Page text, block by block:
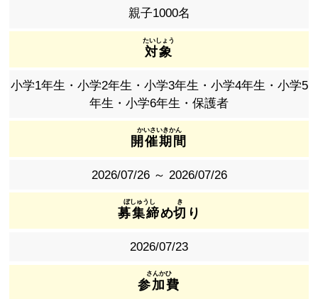
親子1000名
対象
小学1年生・小学2年生・小学3年生・小学4年生・小学5
年生・小学6年生・保護者
開催期間
2026/07/26 ～ 2026/07/26
募集締め切 り
2026/07/23
参加費